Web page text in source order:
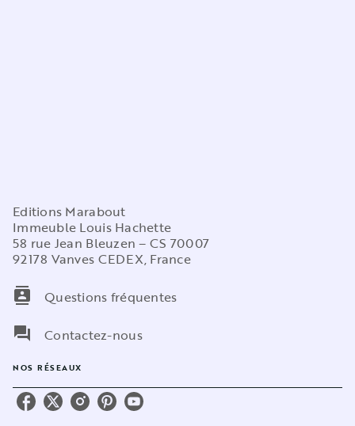
Editions Marabout
Immeuble Louis Hachette
58 rue Jean Bleuzen – CS 70007
92178 Vanves CEDEX, France
contacts
Questions fréquentes
question_answer
Contactez-nous
NOS RÉSEAUX